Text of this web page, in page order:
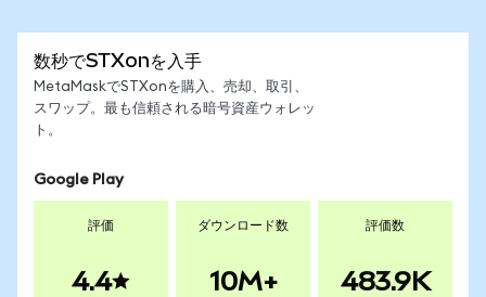
数秒でSTXonを入手
MetaMaskでSTXonを購入、売却、取引、
スワップ。最も信頼される暗号資産ウォレッ
ト。
Google Play
評価
4.4
ダウンロード数
10M+
評価数
483.9K